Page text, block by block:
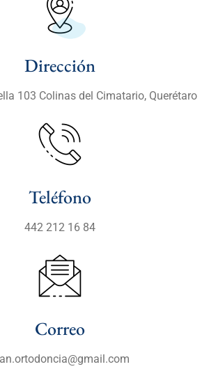
Dirección
103 Colinas del Cimatario, Querétaro
Teléfono
442 212 16 84
Correo